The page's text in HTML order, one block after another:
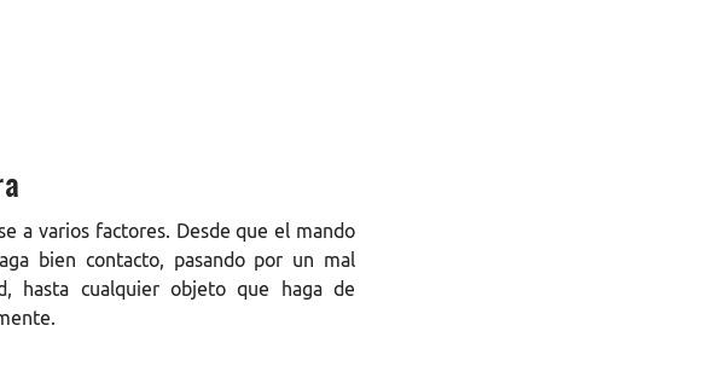
a varios factores. Desde que el mando
bien contacto, pasando por un mal
hasta cualquier objeto que haga de